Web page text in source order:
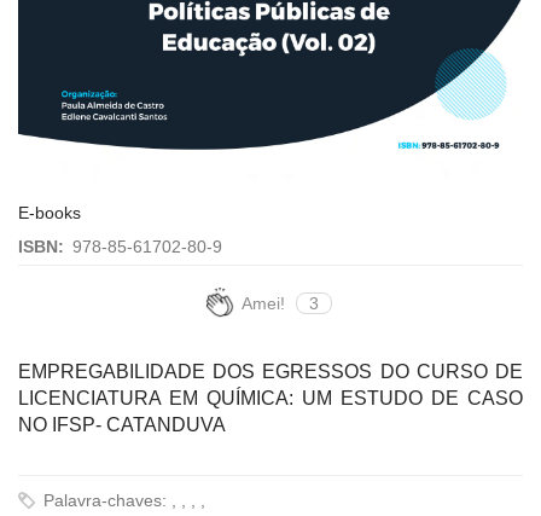
E-books
ISBN: 978-85-61702-80-9
Amei! 3
EMPREGABILIDADE DOS EGRESSOS DO CURSO DE
LICENCIATURA EM QUÍMICA: UM ESTUDO DE CASO
NO IFSP- CATANDUVA
Palavra-chaves: , , , ,